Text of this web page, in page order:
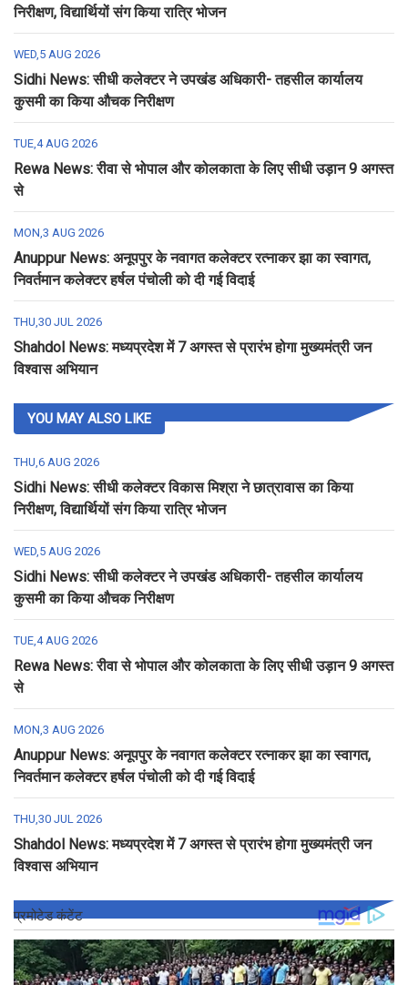
निरीक्षण, विद्यार्थियों संग किया रात्रि भोजन
WED,5 AUG 2026
Sidhi News: सीधी कलेक्टर ने उपखंड अधिकारी- तहसील कार्यालय
कुसमी का किया औचक निरीक्षण
TUE,4 AUG 2026
Rewa News: रीवा से भोपाल और कोलकाता के लिए सीधी उड़ान 9 अगस्त
से
MON,3 AUG 2026
Anuppur News: अनूपपुर के नवागत कलेक्टर रत्नाकर झा का स्वागत,
निवर्तमान कलेक्टर हर्षल पंचोली को दी गई विदाई
THU,30 JUL 2026
Shahdol News: मध्यप्रदेश में 7 अगस्त से प्रारंभ होगा मुख्यमंत्री जन
विश्वास अभियान
YOU MAY ALSO LIKE
THU,6 AUG 2026
Sidhi News: सीधी कलेक्टर विकास मिश्रा ने छात्रावास का किया
निरीक्षण, विद्यार्थियों संग किया रात्रि भोजन
WED,5 AUG 2026
Sidhi News: सीधी कलेक्टर ने उपखंड अधिकारी- तहसील कार्यालय
कुसमी का किया औचक निरीक्षण
TUE,4 AUG 2026
Rewa News: रीवा से भोपाल और कोलकाता के लिए सीधी उड़ान 9 अगस्त
से
MON,3 AUG 2026
Anuppur News: अनूपपुर के नवागत कलेक्टर रत्नाकर झा का स्वागत,
निवर्तमान कलेक्टर हर्षल पंचोली को दी गई विदाई
THU,30 JUL 2026
Shahdol News: मध्यप्रदेश में 7 अगस्त से प्रारंभ होगा मुख्यमंत्री जन
विश्वास अभियान